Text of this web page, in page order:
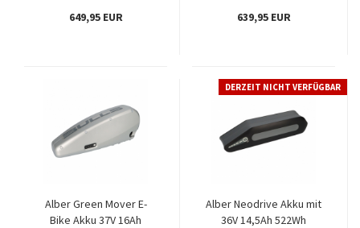
649,95 EUR 639,95 EUR
Alber Green Mover E-
Bike Akku 37V 16Ah
DERZEIT NICHT VERFÜGBAR
Alber Neodrive Akku mit
36V 14,5Ah 522Wh